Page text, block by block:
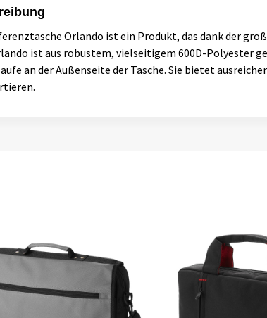
Orlando ist ein Produkt, das dank der
ist aus robustem, vielseitigem 600D-Polyester
an der Außenseite der Tasche. Sie bietet